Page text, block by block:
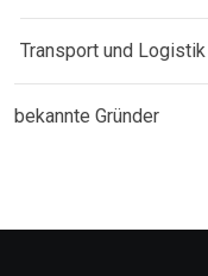
Transport und Logistik
bekannte Gründer